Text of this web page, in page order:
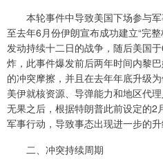
本轮事件中导致美国下场参与军
至去年6月份伊朗宣布成功建立“完
发动持续十二日的战争，随后美国
炸，此事件爆发前后两年时间内黎
的冲突摩擦，并且在去年年底升级
美伊就核资源、导弹能力和地区代
无果之后，根据特朗普此前设定的2
军事行动，导致事态出现进一步的升
二、冲突持续周期